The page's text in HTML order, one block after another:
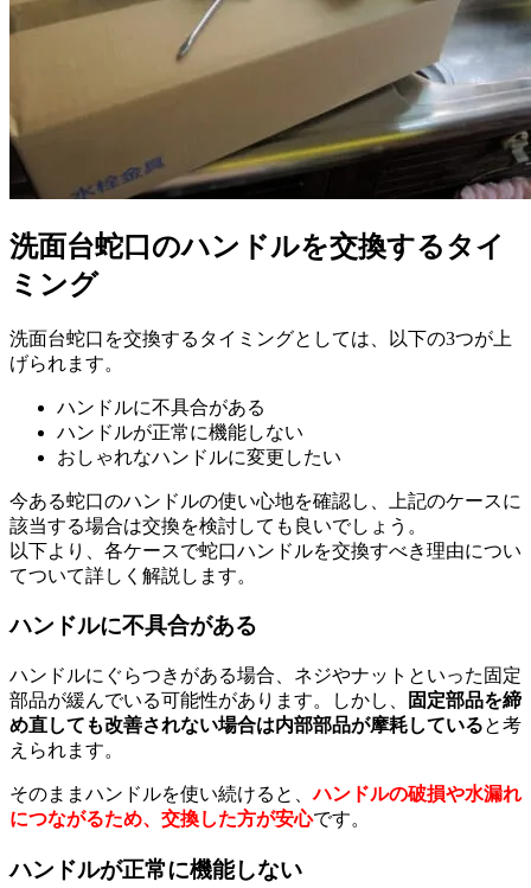
洗面台蛇口のハンドルを交換するタイ
ミング
洗面台蛇口を交換するタイミングとしては、以下の3つが上
げられます。
ハンドルに不具合がある
ハンドルが正常に機能しない
おしゃれなハンドルに変更したい
今ある蛇口のハンドルの使い心地を確認し、上記のケースに
該当する場合は交換を検討しても良いでしょう。
以下より、各ケースで蛇口ハンドルを交換すべき理由につい
てついて詳しく解説します。
ハンドルに不具合がある
ハンドルにぐらつきがある場合、ネジやナットといった固定
部品が緩んでいる可能性があります。しかし、
固定部品を締
め直しても改善されない場合は内部部品が摩耗していると考
えられます。
そのままハンドルを使い続けると、ハンドルの破損や水漏れ
につながるため、交換した方が安心です。
ハンドルが正常に機能しない